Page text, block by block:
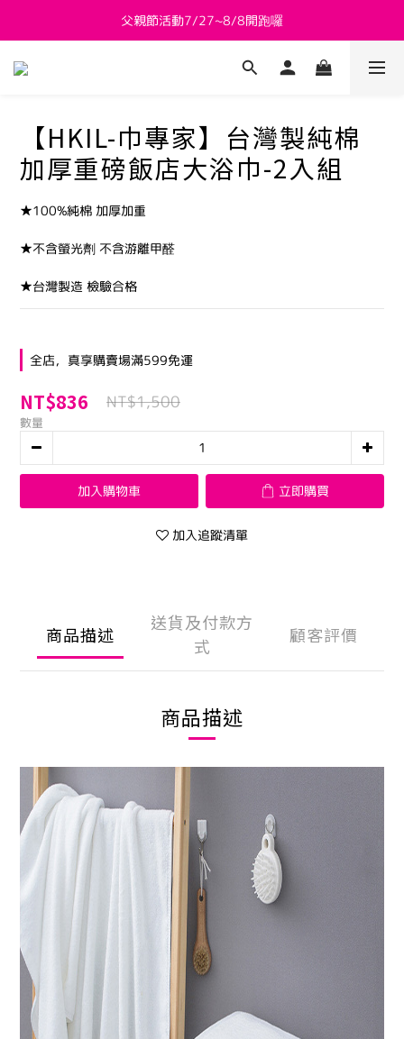
新會員送 $800購物金
新會員送 $800購物金
父親節活動7/27~8/8開跑囉
【HKIL-巾專家】台灣製純棉
加厚重磅飯店大浴巾-2入組
★100%純棉 加厚加重
★不含螢光劑 不含游離甲醛
★台灣製造 檢驗合格
全店，真享購賣場滿599免運
NT$836 NT$1,500
數量
加入購物車 立即購買
加入追蹤清單
商品描述
送貨及付款方
式
顧客評價
商品描述